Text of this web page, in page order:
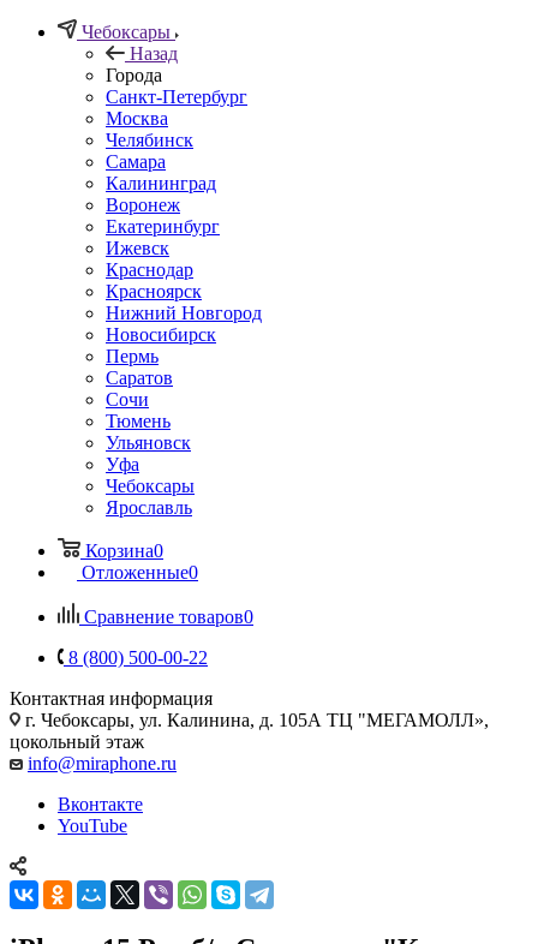
Чебоксары
Назад
Города
Санкт-Петербург
Москва
Челябинск
Самара
Калининград
Воронеж
Екатеринбург
Ижевск
Краснодар
Красноярск
Нижний Новгород
Новосибирск
Пермь
Саратов
Сочи
Тюмень
Ульяновск
Уфа
Чебоксары
Ярославль
Корзина0
Отложенные0
Сравнение товаров0
8 (800) 500-00-22
Контактная информация
г. Чебоксары, ул. Калинина, д. 105А ТЦ "МЕГАМОЛЛ»,
цокольный этаж
info@miraphone.ru
Вконтакте
YouTube